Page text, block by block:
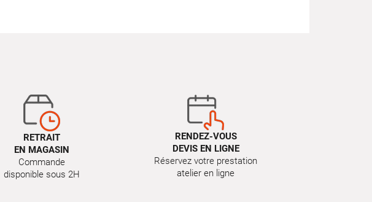
RETRAIT
EN MAGASIN
Commande
disponible sous 2H
RENDEZ-VOUS
DEVIS EN LIGNE
Réservez votre prestation
atelier en ligne